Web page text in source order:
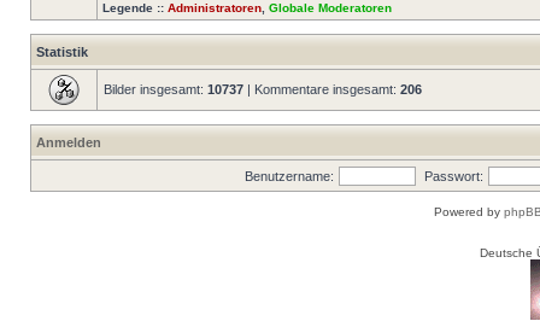
Legende :: Administratoren Globale Moderatoren
Statistik
Bilder insgesamt: 10737 | Kommentare insgesamt: 206
Anmelden
Benutzername: Passwort:
Powered by
Deutsche